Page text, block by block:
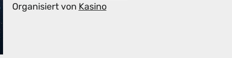
Organisiert von Kasino